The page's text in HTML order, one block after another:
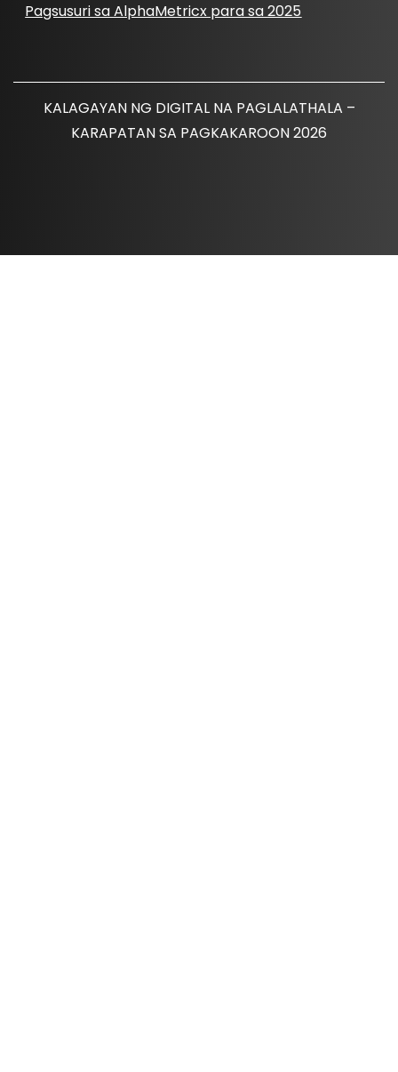
Pagsusuri sa AlphaMetricx para sa 2025
KALAGAYAN NG DIGITAL NA PAGLALATHALA –
KARAPATAN SA PAGKAKAROON 2026